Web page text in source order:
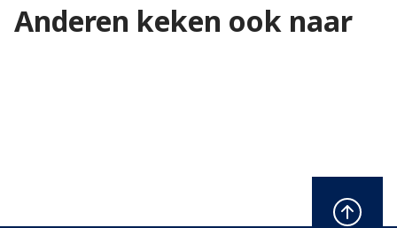
Anderen keken ook naar
Bestuur
Verantwoordingsorgaan
Toezicht en advies